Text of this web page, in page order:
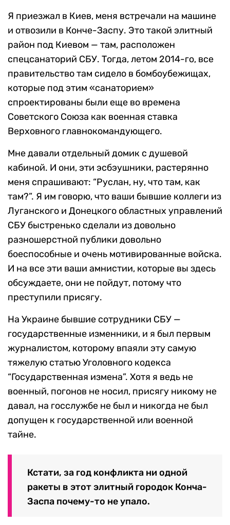
Я приезжал в Киев, меня встречали на машине
и отвозили в Конче-Заспу. Это такой элитный
район под Киевом — там, расположен
спецсанаторий СБУ. Тогда, летом 2014-го, все
правительство там сидело в бомбоубежищах,
которые под этим «санаторием»
спроектированы были еще во времена
Советского Союза как военная ставка
Верховного главнокомандующего.
Мне давали отдельный домик с душевой
кабиной. И они, эти эсбэушники, растерянно
меня спрашивают: “Руслан, ну, что там, как
там?”. Я им говорю, что ваши бывшие коллеги из
Луганского и Донецкого областных управлений
СБУ быстренько сделали из довольно
разношерстной публики довольно
боеспособные и очень мотивированные войска.
И на все эти ваши амнистии, которые вы здесь
обсуждаете, они не пойдут, потому что
преступили присягу.
На Украине бывшие сотрудники СБУ —
государственные изменники, и я был первым
журналистом, которому впаяли эту самую
тяжелую статью Уголовного кодекса
“Государственная измена”. Хотя я ведь не
военный, погонов не носил, присягу никому не
давал, на госслужбе не был и никогда не был
допущен к государственной или военной
тайне.
Кстати, за год конфликта ни одной
ракеты в этот элитный городок Конча-
Заспа почему-то не упало.